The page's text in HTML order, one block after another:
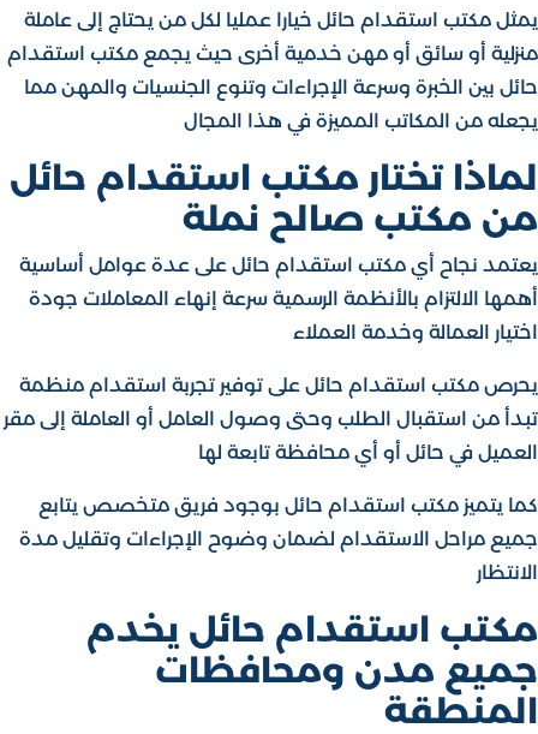
يمثل مكتب استقدام حائل خيارا عمليا لكل من يحتاج إلى عاملة
منزلية أو سائق أو مهن خدمية أخرى حيث يجمع مكتب استقدام
حائل بين الخبرة وسرعة الإجراءات وتنوع الجنسيات والمهن مما
يجعله من المكاتب المميزة في هذا المجال
لماذا تختار مكتب استقدام حائل
من مكتب صالح نملة
يعتمد نجاح أي مكتب استقدام حائل على عدة عوامل أساسية
أهمها الالتزام بالأنظمة الرسمية سرعة إنهاء المعاملات جودة
اختيار العمالة وخدمة العملاء
يحرص مكتب استقدام حائل على توفير تجربة استقدام منظمة
تبدأ من استقبال الطلب وحتى وصول العامل أو العاملة إلى مقر
العميل في حائل أو أي محافظة تابعة لها
كما يتميز مكتب استقدام حائل بوجود فريق متخصص يتابع
جميع مراحل الاستقدام لضمان وضوح الإجراءات وتقليل مدة
الانتظار
مكتب استقدام حائل يخدم
جميع مدن ومحافظات
المنطقة